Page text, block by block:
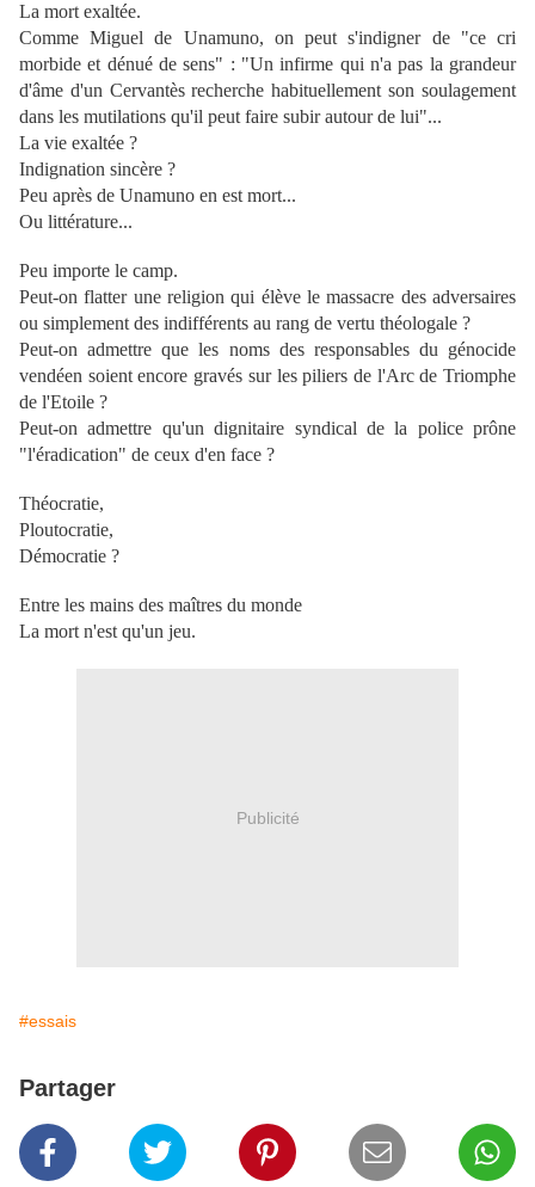
La mort exaltée.
Comme Miguel de Unamuno, on peut s'indigner de "ce cri
morbide et dénué desens" : "Un infirme qui n'a pas la grandeur
d'âme d'un Cervantès recherchehabituellement son soulagement
dans les mutilations qu'il peut faire subir autourde lui"...
La vie exaltée ?
Indignation sincère ?
Peu après de Unamuno en est mort...
Ou littérature...
Peu importe le camp.
Peut-on flatter une religion qui élève le massacre des adversaires
ou simplement des indifférents au rang de vertu théologale ?
Peut-on admettre que les noms des responsables du génocide
vendéen soientencore gravés sur les piliers de l'Arc de Triomphe
de l'Etoile ?
Peut-on admettre qu'un dignitaire syndical de la police prône
"l'éradication" de ceux d'en face ?
Théocratie,
Ploutocratie,
Démocratie ?
Entre les mains des maîtres du monde
La mort n'est qu'un jeu.
Publicité
#essais
Partager